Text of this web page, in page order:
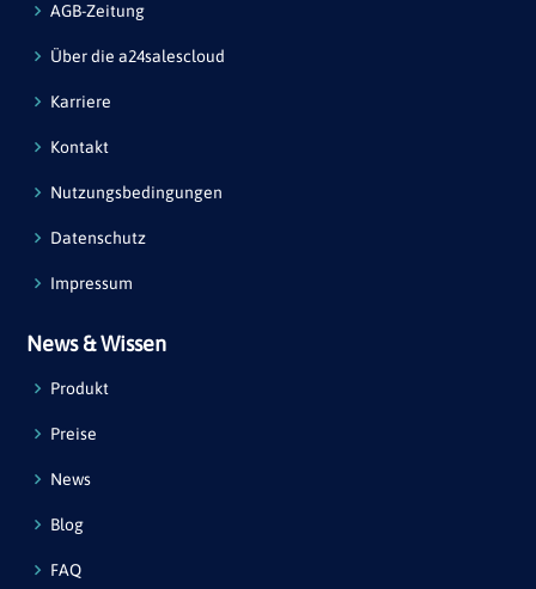
AGB-Zeitung
Über die a24salescloud
Karriere
Kontakt
Nutzungsbedingungen
Datenschutz
Impressum
News & Wissen
Produkt
Preise
News
Blog
FAQ